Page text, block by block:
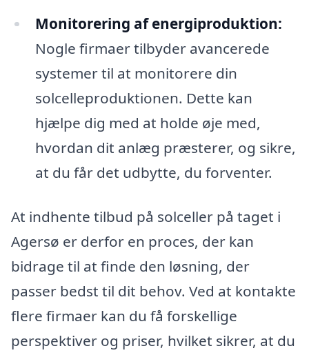
Monitorering af energiproduktion:
Nogle firmaer tilbyder avancerede
systemer til at monitorere din
solcelleproduktionen. Dette kan
hjælpe dig med at holde øje med,
hvordan dit anlæg præsterer, og sikre,
at du får det udbytte, du forventer.
At indhente tilbud på solceller på taget i
Agersø er derfor en proces, der kan
bidrage til at finde den løsning, der
passer bedst til dit behov. Ved at kontakte
flere firmaer kan du få forskellige
perspektiver og priser, hvilket sikrer, at du